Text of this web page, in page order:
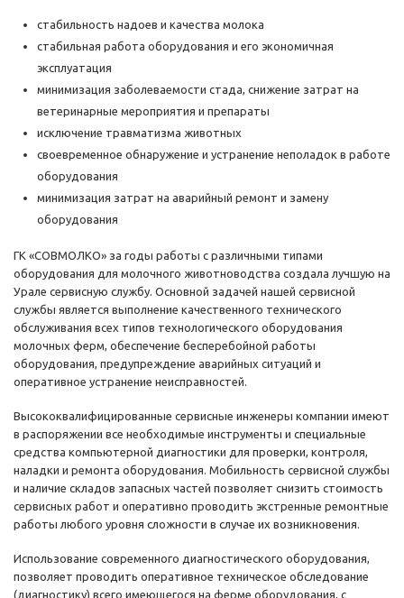
стабильность надоев и качества молока
стабильная работа оборудования и его экономичная
эксплуатация
минимизация заболеваемости стада, снижение затрат на
ветеринарные мероприятия и препараты
исключение травматизма животных
своевременное обнаружение и устранение неполадок в работе
оборудования
минимизация затрат на аварийный ремонт и замену
оборудования
ГК «СОВМОЛКО» за годы работы с различными типами
оборудования для молочного животноводства создала лучшую на
Урале сервисную службу. Основной задачей нашей сервисной
службы является выполнение качественного технического
обслуживания всех типов технологического оборудования
молочных ферм, обеспечение бесперебойной работы
оборудования, предупреждение аварийных ситуаций и
оперативное устранение неисправностей.
Высококвалифицированные сервисные инженеры компании имеют
в распоряжении все необходимые инструменты и специальные
средства компьютерной диагностики для проверки, контроля,
наладки и ремонта оборудования. Мобильность сервисной службы
и наличие складов запасных частей позволяет снизить стоимость
сервисных работ и оперативно проводить экстренные ремонтные
работы любого уровня сложности в случае их возникновения.
Использование современного диагностического оборудования,
позволяет проводить оперативное техническое обследование
(диагностику) всего имеющегося на ферме оборудования, с